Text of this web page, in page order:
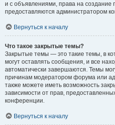
и с объявлениями, права на создание
предоставляются администратором
Вернуться к началу
Что такое закрытые темы?
Закрытые темы — это такие темы, в
могут оставлять сообщения, и все
автоматически завершаются. Темы
причинам модератором форума или
также можете иметь возможность
зависимости от прав,
конференции.
Вернуться к началу